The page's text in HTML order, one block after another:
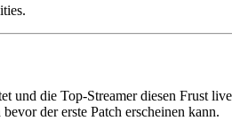
die Top-Streamer diesen Frust
der erste Patch erscheinen kann.